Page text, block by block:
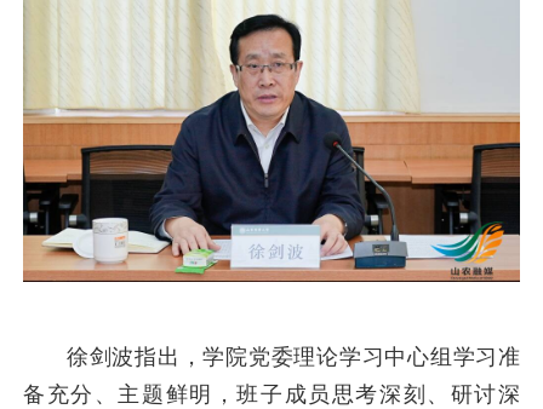
徐剑波指出，学院党委理论学习中心组学习准
备充分、主题鲜明，班子成员思考深刻、研讨深